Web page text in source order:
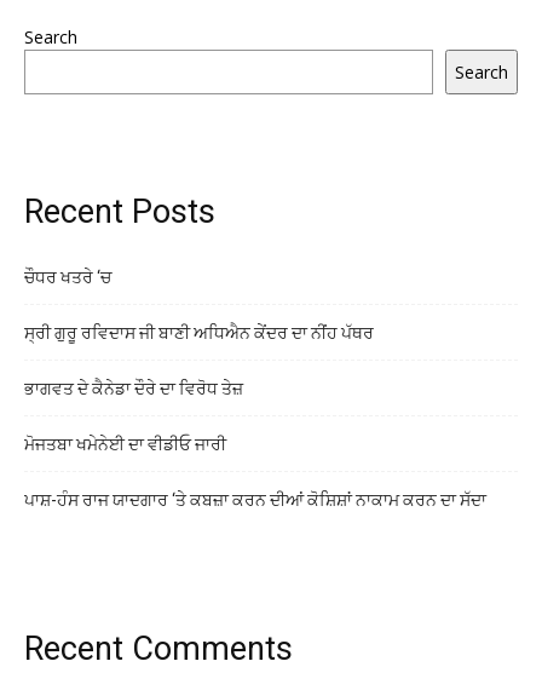
Search
Search
Recent Posts
ਚੌਧਰ ਖਤਰੇ ‘ਚ
ਸ੍ਰੀ ਗੁਰੂ ਰਵਿਦਾਸ ਜੀ ਬਾਣੀ ਅਧਿਐਨ ਕੇਂਦਰ ਦਾ ਨੀਂਹ ਪੱਥਰ
ਭਾਗਵਤ ਦੇ ਕੈਨੇਡਾ ਦੌਰੇ ਦਾ ਵਿਰੋਧ ਤੇਜ਼
ਮੋਜਤਬਾ ਖਮੇਨੇਈ ਦਾ ਵੀਡੀਓ ਜਾਰੀ
ਪਾਸ਼-ਹੰਸ ਰਾਜ ਯਾਦਗਾਰ ‘ਤੇ ਕਬਜ਼ਾ ਕਰਨ ਦੀਆਂ ਕੋਸ਼ਿਸ਼ਾਂ ਨਾਕਾਮ ਕਰਨ ਦਾ ਸੱਦਾ
Recent Comments